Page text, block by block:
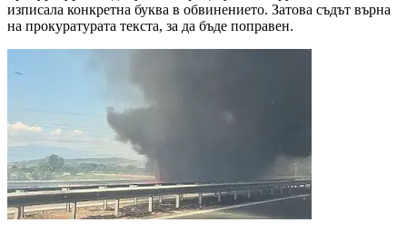
изписала конкретна буква в обвинението. Затова съдът върна
на прокуратурата текста, за да бъде поправен.